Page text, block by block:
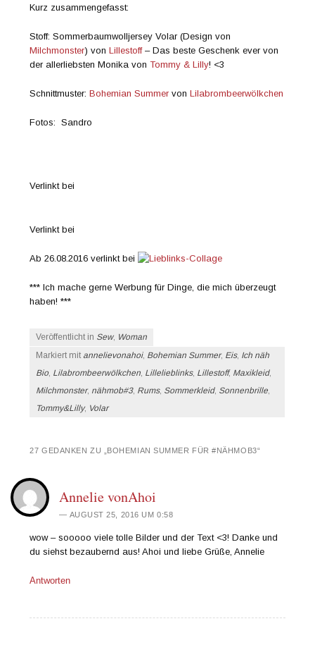
Kurz zusammengefasst:
Stoff: Sommerbaumwolljersey Volar (Design von
Milchmonster) vonLillestoff – Das beste Geschenk ever von
der allerliebsten Monika vonTommy & Lilly! <3
Schnittmuster:Bohemian Summer vonLilabrombeerwölkchen
Fotos: Sandro
Verlinkt bei
Verlinkt bei
Ab 26.08.2016 verlinkt bei
*** Ich mache gerne Werbung für Dinge, die mich überzeugt
haben! ***
Veröffentlicht in Sew, Woman
Markiert mit annelievonahoi, Bohemian Summer, Eis, Ich näh
Bio, Lilabrombeerwölkchen, Lillelieblinks, Lillestoff, Maxikleid,
Milchmonster, nähmob#3, Rums, Sommerkleid, Sonnenbrille,
Tommy&Lilly, Volar
27 GEDANKEN ZU „ BOHEMIAN SUMMER FÜR #NÄHMOB3“
Annelie vonAhoi
AUGUST 25, 2016 UM 0:58
wow – sooooo viele tolle Bilder und der Text <3! Danke und
du siehst bezaubernd aus! Ahoi und liebe Grüße, Annelie
Antworten